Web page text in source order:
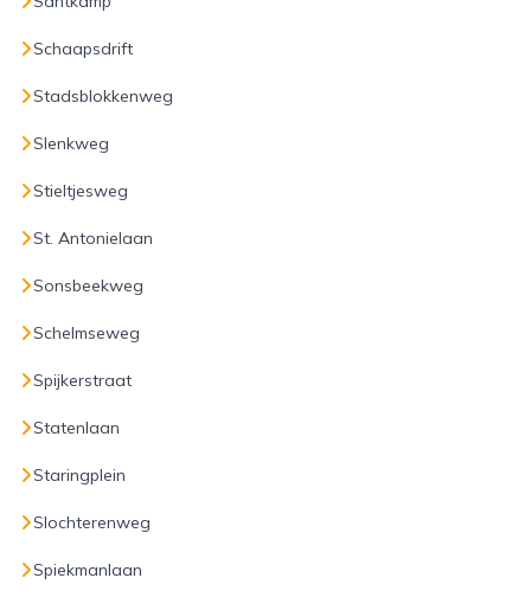
Schaapsdrift
Stadsblokkenweg
Slenkweg
Stieltjesweg
St. Antonielaan
Sonsbeekweg
Schelmseweg
Spijkerstraat
Statenlaan
Staringplein
Slochterenweg
Spiekmanlaan